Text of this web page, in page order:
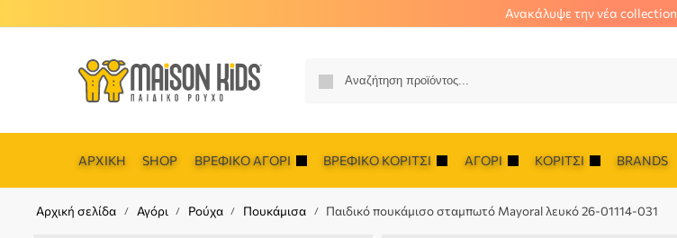
Ανακάλυψε την νέα collection
ΑΡΧΙΚΉ SHOP ΒΡΕΦΙΚΌ ΑΓΌΡΙ ΒΡΕΦΙΚΌ ΚΟΡΊΤΣΙ ΑΓΌΡΙ ΚΟΡΊΤΣΙ BRANDS
Αρχική σελίδα / Αγόρι / Ρούχα / Πουκάμισα / Παιδικό πουκάμισο σταμπωτό Mayoral λευκό 26-01114-031